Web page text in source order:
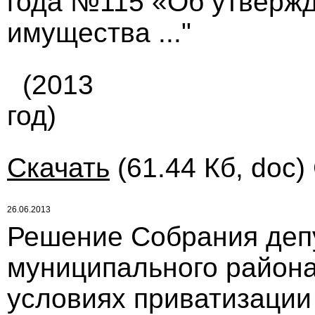
имущества ..."
(2013
год)
Скачать (61.44 Кб, doc)
26.06.2013
Решение Собрания
муниципального
условиях